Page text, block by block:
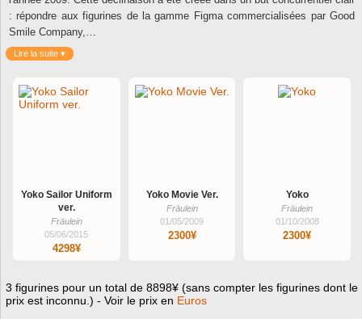
: répondre aux figurines de la gamme Figma commercialisées par Good
Smile Company,…
Lire la suite ▾
Yoko Sailor Uniform
ver.
Fräulein
05/06/2015
4298¥
Yoko Movie Ver.
Fräulein
01/05/2009
2300¥
Yoko
Fräulein
01/10/2008
2300¥
3 figurines pour un total de 8898¥ (sans compter les figurines dont le
prix est inconnu.) - Voir le prix en Euros